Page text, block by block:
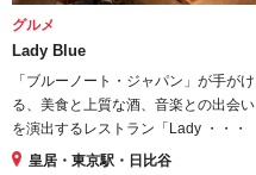
グルメ
Lady Blue
「ブルーノート・ジャパン」が手がけ
る、美食と上質な酒、音楽との出会い
を演出するレストラン「Lady ・・・
皇居・東京駅・日比谷